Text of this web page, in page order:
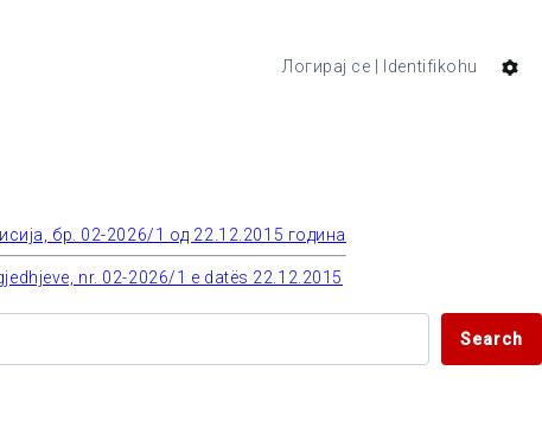
Логирај се | Identifikohu
бр. 02-2026/1 од 22.12.2015 година
nr. 02-2026/1 e datës 22.12.2015
Search